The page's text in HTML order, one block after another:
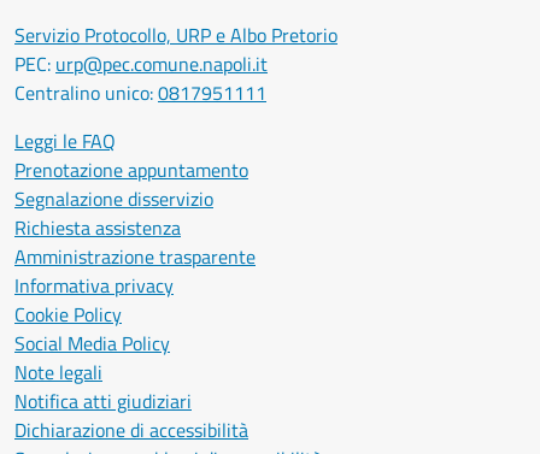
Servizio Protocollo, URP e Albo Pretorio
PEC: urp@pec.comune.napoli.it
Centralino unico:0817951111
Leggi le FAQ
Prenotazione appuntamento
Segnalazione disservizio
Richiesta assistenza
Amministrazione trasparente
Informativa privacy
Cookie Policy
Social Media Policy
Note legali
Notifica atti giudiziari
Dichiarazione di accessibilità